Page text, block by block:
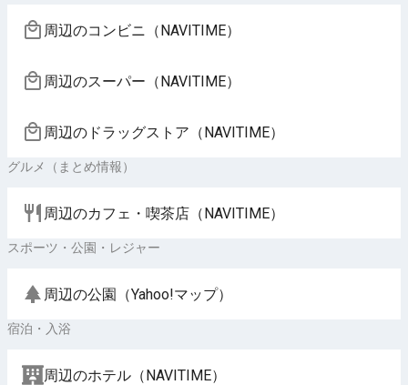
周辺のコンビニ（NAVITIME）
周辺のスーパー（NAVITIME）
周辺のドラッグストア（NAVITIME）
グルメ（まとめ情報）
周辺のカフェ・喫茶店（NAVITIME）
スポーツ・公園・レジャー
周辺の公園（Yahoo!マップ）
宿泊・入浴
周辺のホテル（NAVITIME）